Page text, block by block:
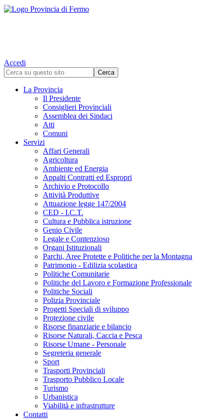
Accedi
La Provincia
Il Presidente
Consiglieri Provinciali
Assemblea dei Sindaci
Atti
Comuni
Servizi
Affari Generali
Agricoltura
Ambiente ed Energia
Appalti Contratti ed Espropri
Archivio e Protocollo
Attività Produttive
Attuazione legge 147/2004
CED - I.C.T.
Cultura e Pubblica istruzione
Genio Civile
Legale e Contenzioso
Organi Istituzionali
Parchi, Aree Protette e Politiche per la Montagna
Patrimonio - Edilizia scolastica
Politiche Comunitarie
Politiche del Lavoro e Formazione Professionale
Politiche Sociali
Polizia Provinciale
Progetti Speciali di sviluppo
Protezione civile
Risorse finanziarie e bilancio
Risorse Naturali, Caccia e Pesca
Risorse Umane - Personale
Segreteria generale
Sport
Trasporti Provinciali
Trasporto Pubblico Locale
Turismo
Urbanistica
Viabilità e infrastrutture
Contatti